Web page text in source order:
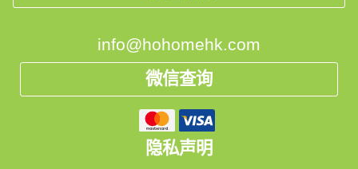
info@hohomehk.com
微信查询
隐私声明